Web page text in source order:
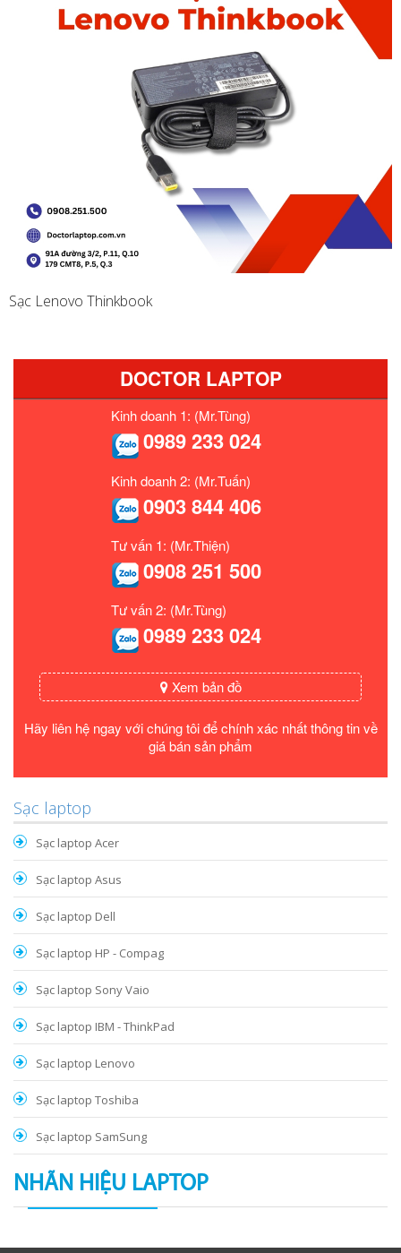
Sạc Lenovo Thinkbook
DOCTOR LAPTOP
Kinh doanh 1: (Mr.Tùng)
0989 233 024
Kinh doanh 2: (Mr.Tuấn)
0903 844 406
Tư vấn 1: (Mr.Thiện)
0908 251 500
Tư vấn 2: (Mr.Tùng)
0989 233 024
Xem bản đồ
Hãy liên hệ ngay với chúng tôi để chính xác nhất thông tin về
giá bán sản phẩm
Sạc laptop
Sạc laptop Acer
Sạc laptop Asus
Sạc laptop Dell
Sạc laptop HP - Compag
Sạc laptop Sony Vaio
Sạc laptop IBM - ThinkPad
Sạc laptop Lenovo
Sạc laptop Toshiba
Sạc laptop SamSung
NHÃN HIỆU LAPTOP